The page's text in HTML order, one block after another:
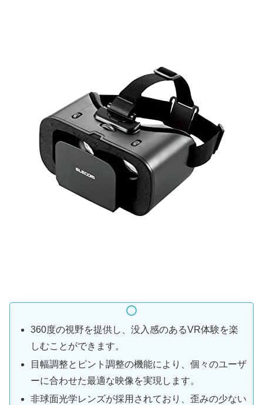
360度の視野を提供し、没入感のあるVR体験を楽
しむことができます。
目幅調整とピント調整の機能により、個々のユーザ
ーに合わせた最適な映像を実現します。
非球面光学レンズが採用されており、歪みの少ない